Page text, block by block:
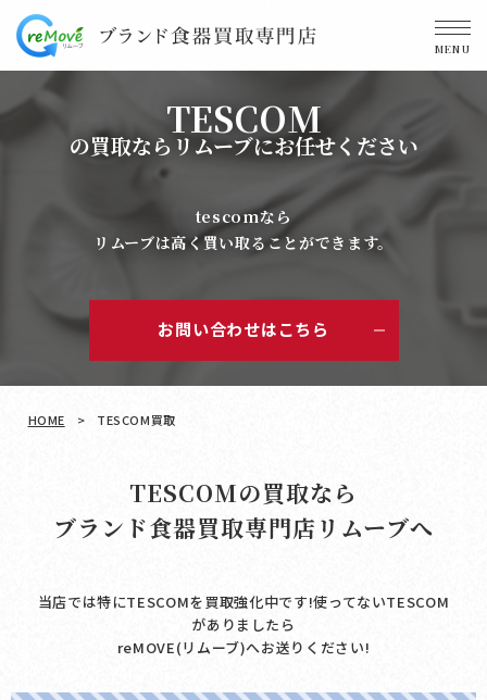
MENU
TESCOM
の買取ならリムーブにお任せください
tescomなら
リムーブは高く買い取ることができます。
お問い合わせはこちら
HOME > TESCOM買取
TESCOMの買取なら
ブランド食器買取専門店リムーブへ
当店では特にTESCOMを買取強化中です!使ってないTESCOM
がありましたら
reMOVE(リムーブ)へお送りください!